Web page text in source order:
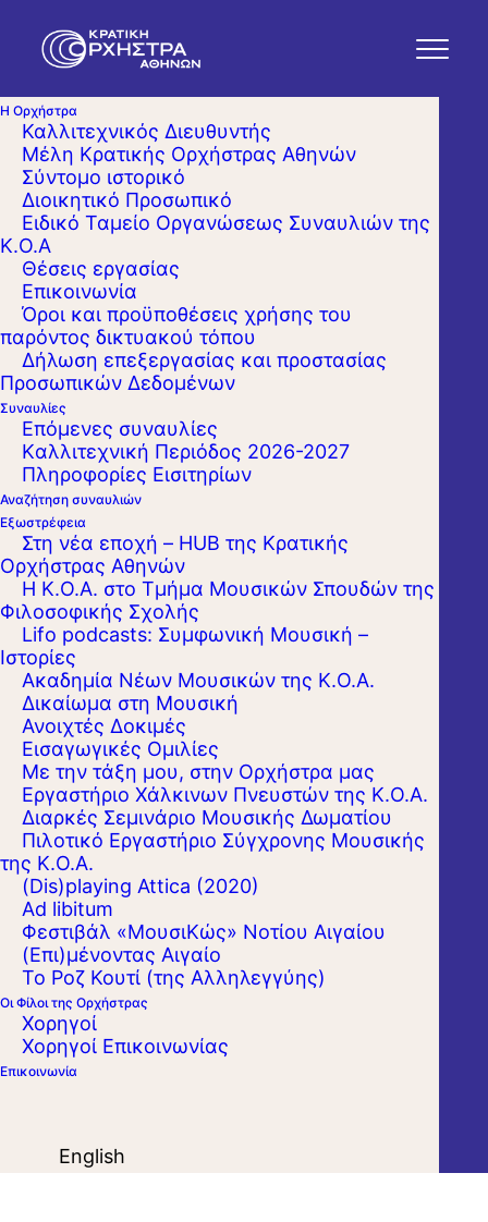
Η Ορχήστρα
Καλλιτεχνικός Διευθυντής
Μέλη Κρατικής Ορχήστρας Αθηνών
Σύντομο ιστορικό
Διοικητικό Προσωπικό
Ειδικό Ταμείο Οργανώσεως Συναυλιών της
Κ.Ο.Α
Θέσεις εργασίας
Επικοινωνία
Όροι και προϋποθέσεις χρήσης του
παρόντος δικτυακού τόπου
Δήλωση επεξεργασίας και προστασίας
Προσωπικών Δεδομένων
Συναυλίες
Επόμενες συναυλίες
Kαλλιτεχνική Περιόδος 2026-2027
Πληροφορίες Εισιτηρίων
Αναζήτηση συναυλιών
Εξωστρέφεια
Στη νέα εποχή – HUB της Κρατικής
Ορχήστρας Αθηνών
Η Κ.Ο.Α. στο Τμήμα Μουσικών Σπουδών της
Φιλοσοφικής Σχολής
Lifo podcasts: Συμφωνική Μουσική –
Ιστορίες
Ακαδημία Νέων Μουσικών της Κ.Ο.Α.
Δικαίωμα στη Μουσική
Ανοιχτές Δοκιμές
Εισαγωγικές Ομιλίες
Με την τάξη μου, στην Ορχήστρα μας
Εργαστήριo Χάλκινων Πνευστών της Κ.Ο.Α.
Διαρκές Σεμινάριο Μουσικής Δωματίου
Πιλοτικό Εργαστήριο Σύγχρονης Μουσικής
της Κ.Ο.Α.
(Dis)playing Attica (2020)
Ad libitum
Φεστιβάλ «ΜουσιΚώς» Νοτίου Αιγαίου
(Επι)μένοντας Αιγαίο
Το Ροζ Κουτί (της Αλληλεγγύης)
Οι Φίλοι της Ορχήστρας
Χορηγοί
Χορηγοί Επικοινωνίας
Επικοινωνία
English